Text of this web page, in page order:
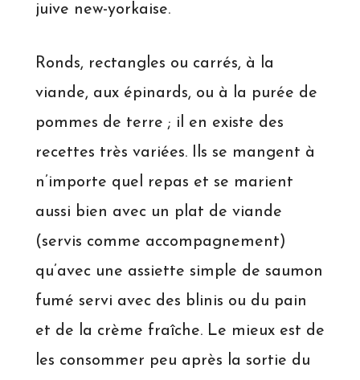
juive new-yorkaise.
Ronds, rectangles ou carrés, à la
viande, aux épinards, ou à la purée de
pommes de terre ; il en existe des
recettes très variées. Ils se mangent à
n’importe quel repas et se marient
aussi bien avec un plat de viande
(servis comme accompagnement)
qu’avec une assiette simple de saumon
fumé servi avec des blinis ou du pain
et de la crème fraîche. Le mieux est de
les consommer peu après la sortie du